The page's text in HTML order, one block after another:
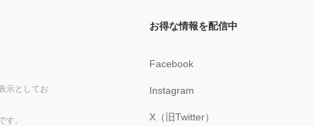
示としてお
す。
お得な情報を配信中
Facebook
Instagram
X（旧Twitter）